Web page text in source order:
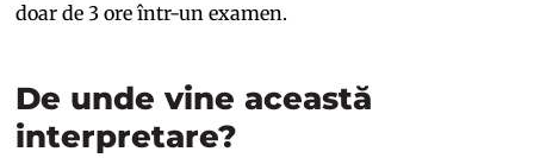
doar de 3 ore într-un examen.
De unde vine această
interpretare?